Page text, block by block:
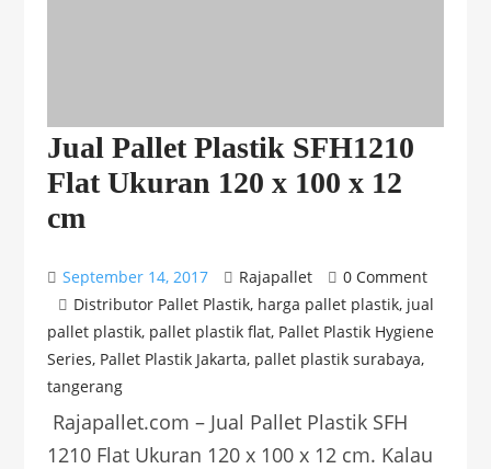
Jual Pallet Plastik SFH1210
Flat Ukuran 120 x 100 x 12
cm
September 14, 2017 Rajapallet
0 Comment
Distributor Pallet Plastik, harga pallet plastik, jual
pallet plastik, pallet plastik flat, Pallet Plastik Hygiene
Series, Pallet Plastik Jakarta, pallet plastik surabaya,
tangerang
Rajapallet.com – Jual Pallet Plastik SFH
1210 Flat Ukuran 120 x 100 x 12 cm. Kalau